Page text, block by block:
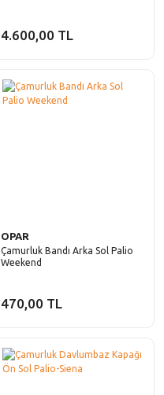
4.600,00 TL
OPAR
Çamurluk Bandı Arka Sol Palio
Weekend
470,00 TL